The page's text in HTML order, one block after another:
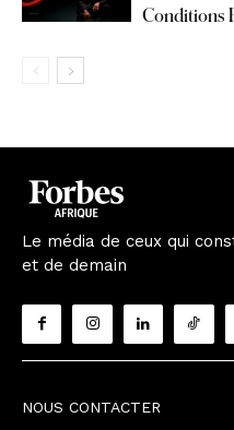
Conditions
Le média de ceux qui
et de demain
NOUS CONTACTER